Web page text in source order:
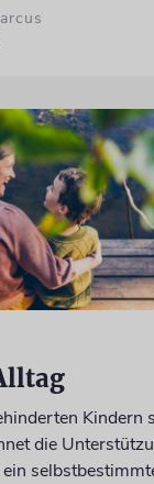
Kindern
die